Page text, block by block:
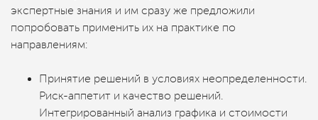
экспертные знания и им сразу же предложили
попробовать применить их на практике по
направлениям:
Принятие решений в условиях неопределенности.
Риск-аппетит и качество решений.
Интегрированный анализ графика и стоимости